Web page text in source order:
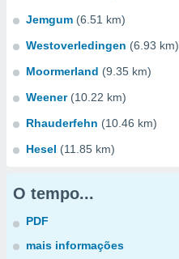
Jemgum (6.51 km)
Westoverledingen (6.93 km)
Moormerland (9.35 km)
Weener (10.22 km)
Rhauderfehn (10.46 km)
Hesel (11.85 km)
O tempo...
PDF
mais informações